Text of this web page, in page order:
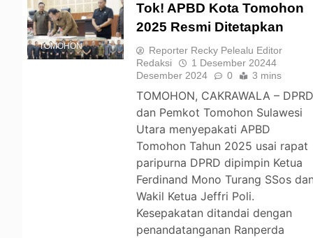
TOMOHON
Tok! APBD Kota Tomohon
2025 Resmi Ditetapkan
Reporter Recky Pelealu Editor
Redaksi
1 Desember 20244
Desember 2024
0 3 mins
TOMOHON, CAKRAWALA –
dan Pemkot Tomohon Sulawesi
Utara menyepakati APBD
Tomohon Tahun 2025 usai rapat
paripurna DPRD dipimpin Ketua
Ferdinand Mono Turang SSos
Wakil Ketua Jeffri Poli.
Kesepakatan ditandai dengan
penandatanganan Ranperda